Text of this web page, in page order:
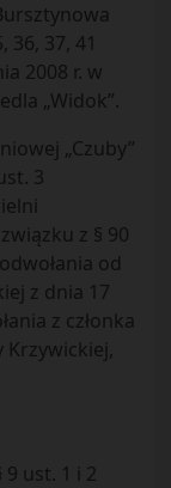
36, 37, 41
2008 r. w
„Widok”.
„Czuby”
3
z § 90
od
z dnia 17
z członka
Krzywickiej,
ust. 1 i 2